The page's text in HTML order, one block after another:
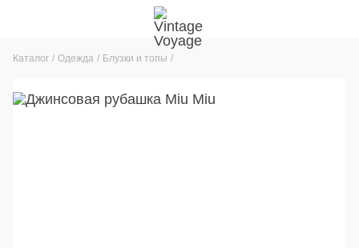
Каталог Одежда Блузки и топы